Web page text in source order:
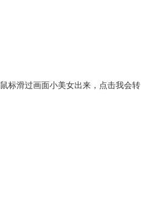
鼠标滑过画面小美女出来，点击我会转